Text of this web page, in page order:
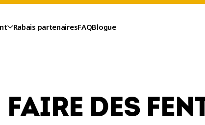
Rabais partenairesFAQBlogue
DES